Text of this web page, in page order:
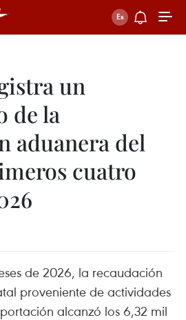
un
de la
aduanera del
cuatro
de 2026, la recaudación
proveniente de actividades
alcanzó los 6,32 mil